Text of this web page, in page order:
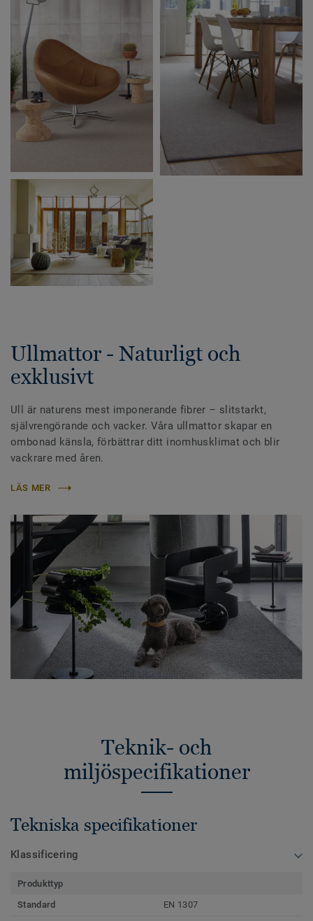
Ullmattor - Naturligt och
exklusivt
Ull är naturens mest imponerande fibrer – slitstarkt,
självrengörande och vacker. Våra ullmattor skapar en
ombonad känsla, förbättrar ditt inomhusklimat och blir
vackrare med åren.
LÄS MER
Teknik- och
miljöspecifikationer
Tekniska specifikationer
Klassificering
Produkttyp
Standard
EN 1307